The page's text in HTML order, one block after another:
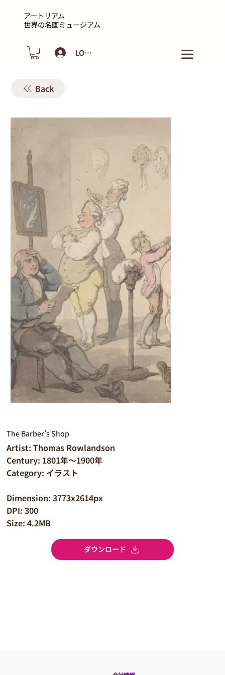
アートリアム
​世界の名画ミュージアム
LOGIN
Back
The Barber’s Shop
Artist: Thomas Rowlandson
Century: 1801年～1900年
Category: イラスト
Dimension: 3773x2614px
DPI: 300
Size: 4.2MB
ダウンロード